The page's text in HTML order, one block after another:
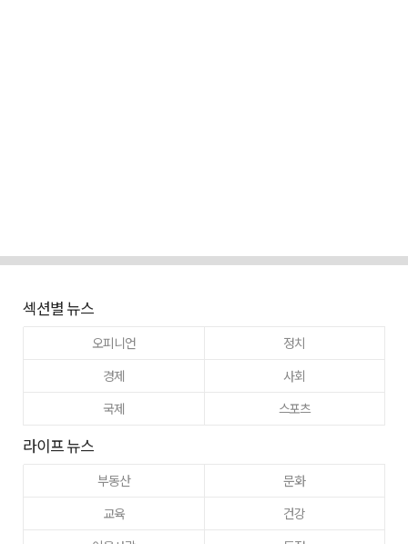
섹션별 뉴스
오피니언
정치
경제
사회
국제
스포츠
라이프 뉴스
부동산
문화
교육
건강